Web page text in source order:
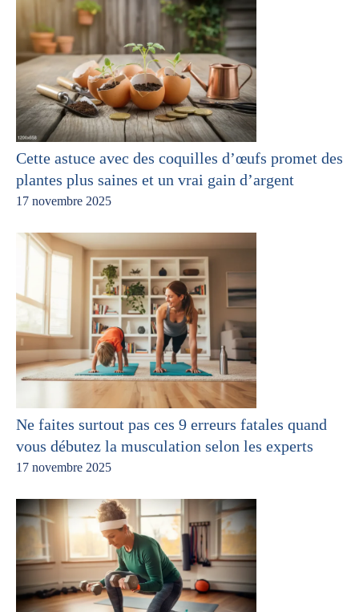
Cette astuce avec des coquilles d’œufs promet des
plantes plus saines et un vrai gain d’argent
17 novembre 2025
Ne faites surtout pas ces 9 erreurs fatales quand
vous débutez la musculation selon les experts
17 novembre 2025